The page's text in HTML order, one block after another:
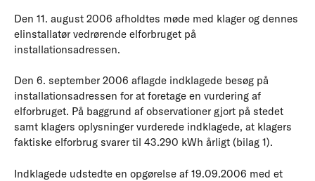
Den 11. august 2006 afholdtes møde med klager og dennes
elinstallatør vedrørende elforbruget på
installationsadressen.
Den 6. september 2006 aflagde indklagede besøg på
installationsadressen for at foretage en vurdering af
elforbruget. På baggrund af observationer gjort på stedet
samt klagers oplysninger vurderede indklagede, at klagers
faktiske elforbrug svarer til 43.290 kWh årligt (bilag 1).
Indklagede udstedte en opgørelse af 19.09.2006 med et